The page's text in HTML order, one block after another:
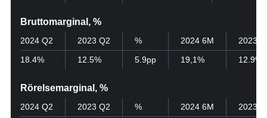
Bruttomarginal, %
2024 Q2
18.4%
2023 Q2
12.5%
%
5.9pp
2024 6M
19,1%
2023
12.9%
Rörelsemarginal, %
2024 Q2
2023 Q2
%
2024 6M
2023